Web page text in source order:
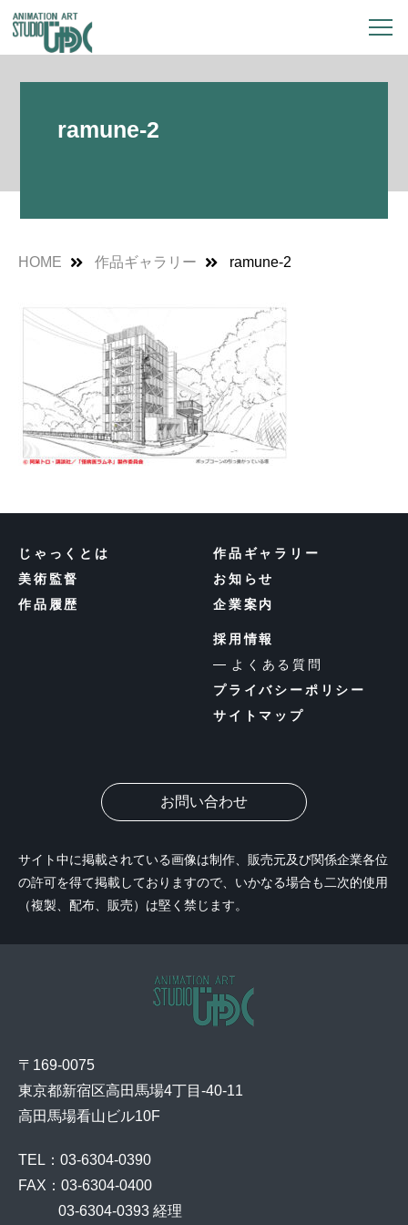
ramune-2
HOME 作品ギャラリー ramune-2
〒169-0075
東京都新宿区高田馬場4丁目-40-11
高田馬場看山ビル10F
TEL：03-6304-0390
FAX：03-6304-0400
03-6304-0393 経理
じゃっくとは
美術監督
作品履歴
作品ギャラリー
お知らせ
企業案内
採用情報
よくある質問
プライバシーポリシー
サイトマップ
お問い合わせ
サイト中に掲載されている画像は制作、販売元及び関係企業各位
の許可を得て掲載しておりますので、いかなる場合も二次的使用
（複製、配布、販売）は堅く禁じます。